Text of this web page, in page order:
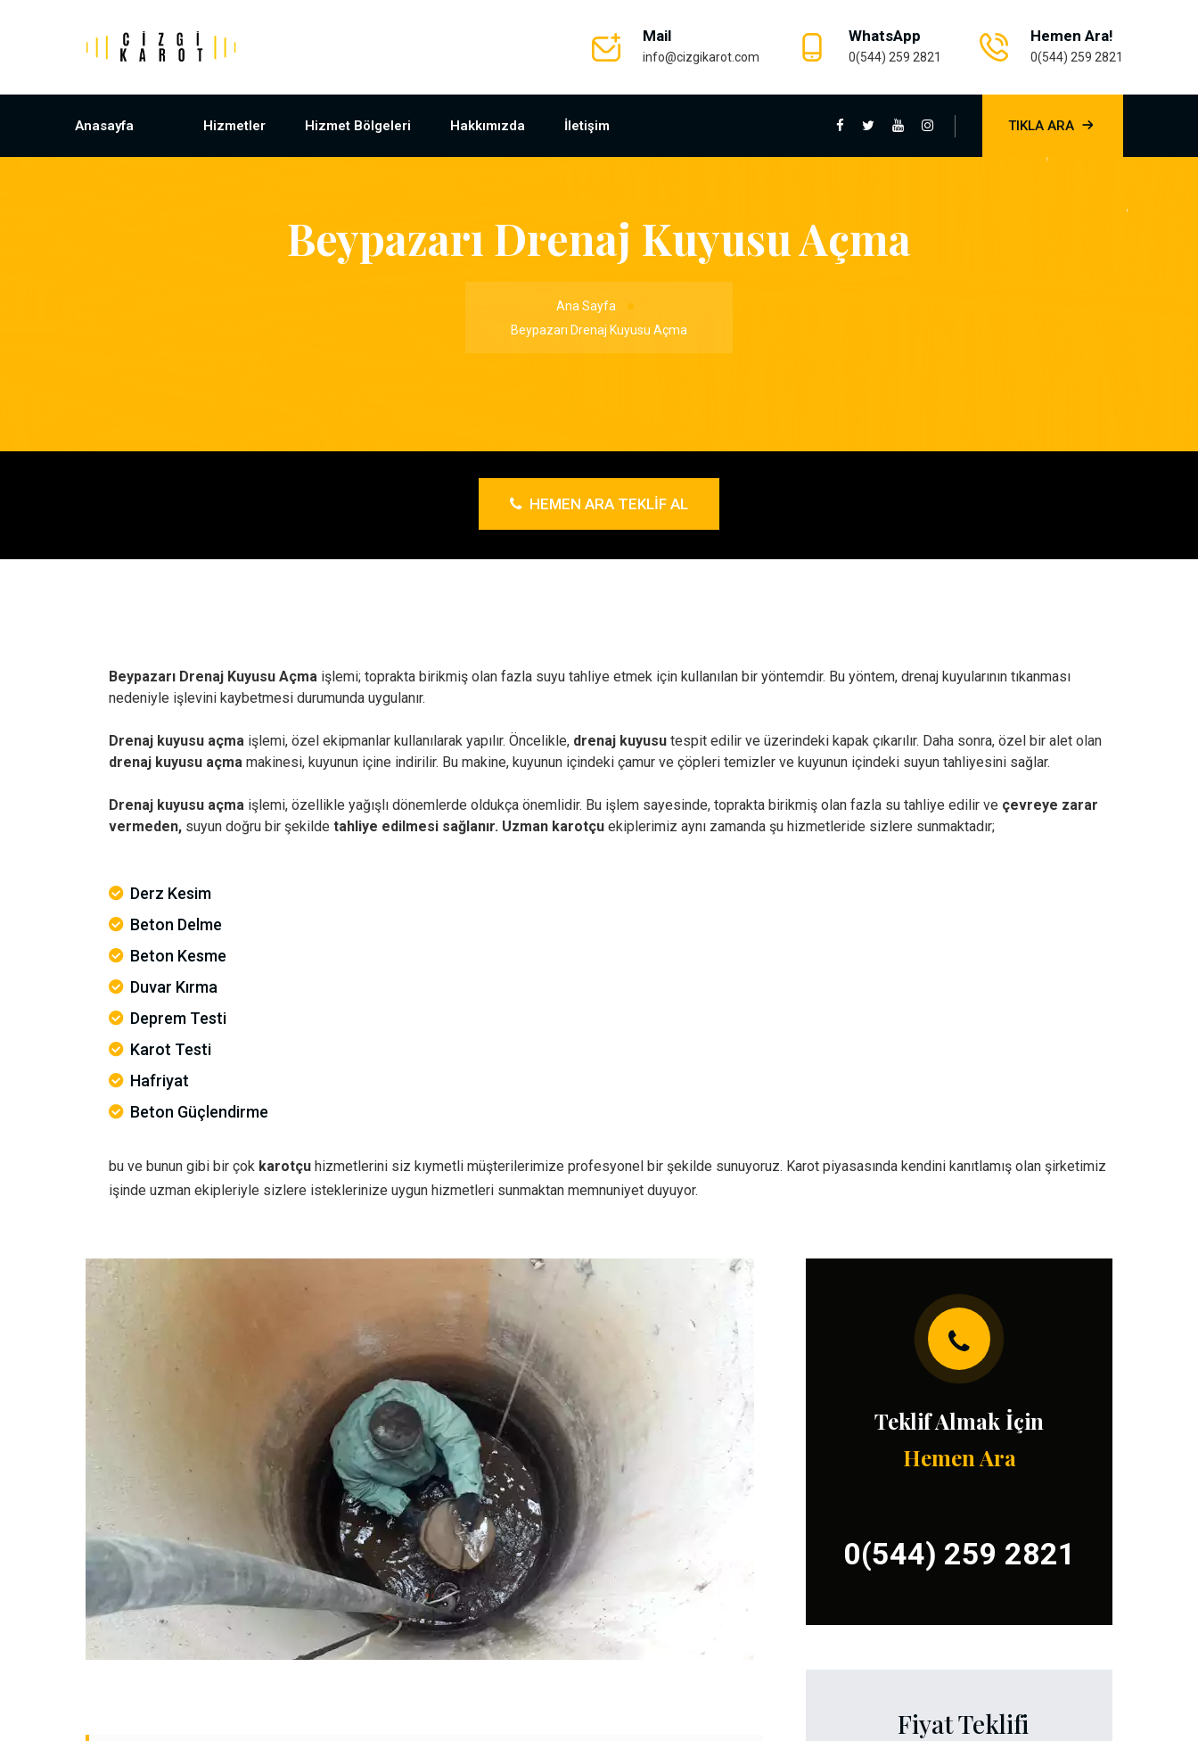
Mail
info@cizgikarot.com
WhatsApp
0(544) 259 2821
Hemen Ara!
0(544) 259 2821
Anasayfa Hizmetler Hizmet Bölgeleri Hakkımızda İletişim TIKLA ARA
Beypazarı Drenaj Kuyusu Açma
Ana Sayfa
Beypazarı Drenaj Kuyusu Açma
HEMEN ARA TEKLIF AL
Beypazarı Drenaj Kuyusu Açma işlemi; toprakta birikmiş olan fazla suyu tahliye etmek için kullanılan bir yöntemdir. Bu yöntem, drenaj kuyularının tıkanması
nedeniyle işlevini kaybetmesi durumunda uygulanır.
Drenaj kuyusu açma işlemi, özel ekipmanlar kullanılarak yapılır. Öncelikle, drenaj kuyusu tespit edilir ve üzerindeki kapak çıkarılır. Daha sonra, özel bir alet olan
drenaj kuyusu açma makinesi, kuyunun içine indirilir. Bu makine, kuyunun içindeki çamur ve çöpleri temizler ve kuyunun içindeki suyun tahliyesini sağlar.
Drenaj kuyusu açma işlemi, özellikle yağışlı dönemlerde oldukça önemlidir. Bu işlem sayesinde, toprakta birikmiş olan fazla su tahliye edilir ve çevreye zarar
vermeden, suyun doğru bir şekilde tahliye edilmesi sağlanır. Uzman karotçu ekiplerimiz aynı zamanda şu hizmetleride sizlere sunmaktadır;
Derz Kesim
Beton Delme
Beton Kesme
Duvar Kırma
Deprem Testi
Karot Testi
Hafriyat
Beton Güçlendirme
bu ve bunun gibi bir çok karotçu hizmetlerini siz kıymetli müşterilerimize profesyonel bir şekilde sunuyoruz. Karot piyasasında kendini kanıtlamış olan şirketimiz
işinde uzman ekipleriyle sizlere isteklerinize uygun hizmetleri sunmaktan memnuniyet duyuyor.
Teklif Almak İçin
Hemen Ara
0(544) 259 2821
Fiyat Teklifi